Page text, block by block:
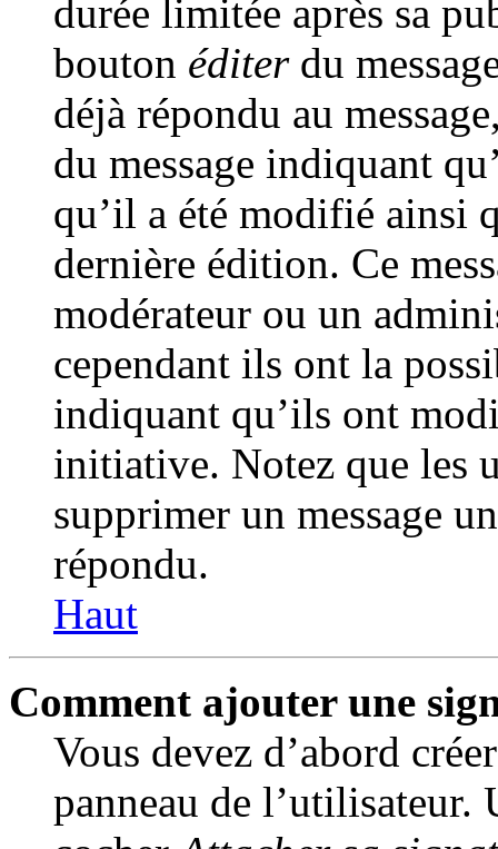
durée limitée après sa
bouton éditerdu
déjà répondu au
du message indiquant
qu’il a été modifié ainsi
dernière édition. Ce
modérateur ou un
cependant ils ont la
indiquant qu’ils ont
initiative. Notez que les
supprimer un message
répondu.
Haut
Comment ajouter une
Vous devez d’abord
panneau de l’utilisateur.